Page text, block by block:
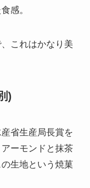
感。
これはかなり美
)
省生産局長賞を
ーモンドと抹茶
生地という焼菓